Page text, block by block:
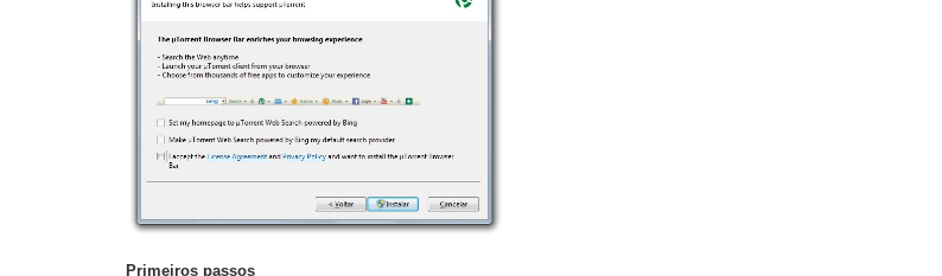
Primeiros passos